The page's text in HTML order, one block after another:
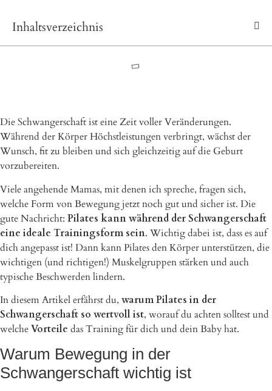
Inhaltsverzeichnis
Die Schwangerschaft ist eine Zeit voller Veränderungen.
Während der Körper Höchstleistungen verbringt, wächst der
Wunsch, fit zu bleiben und sich gleichzeitig auf die Geburt
vorzubereiten.
Viele angehende Mamas, mit denen ich spreche, fragen sich,
welche Form von Bewegung jetzt noch gut und sicher ist. Die
gute Nachricht: Pilates kann während der Schwangerschaft
eine ideale Trainingsform sein. Wichtig dabei ist, dass es auf
dich angepasst ist! Dann kann Pilates den Körper unterstützen, die
wichtigen (und richtigen!) Muskelgruppen stärken und auch
typische Beschwerden lindern.
In diesem Artikel erfährst du, warum Pilates in der
Schwangerschaft so wertvoll ist, worauf du achten solltest und
welcheVorteile das Training für dich und dein Baby hat.
Warum Bewegung in der
Schwangerschaft wichtig ist